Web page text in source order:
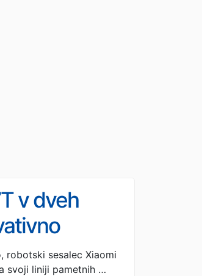
v dveh
robotski sesalec Xiaomi
svoji liniji pametnih …